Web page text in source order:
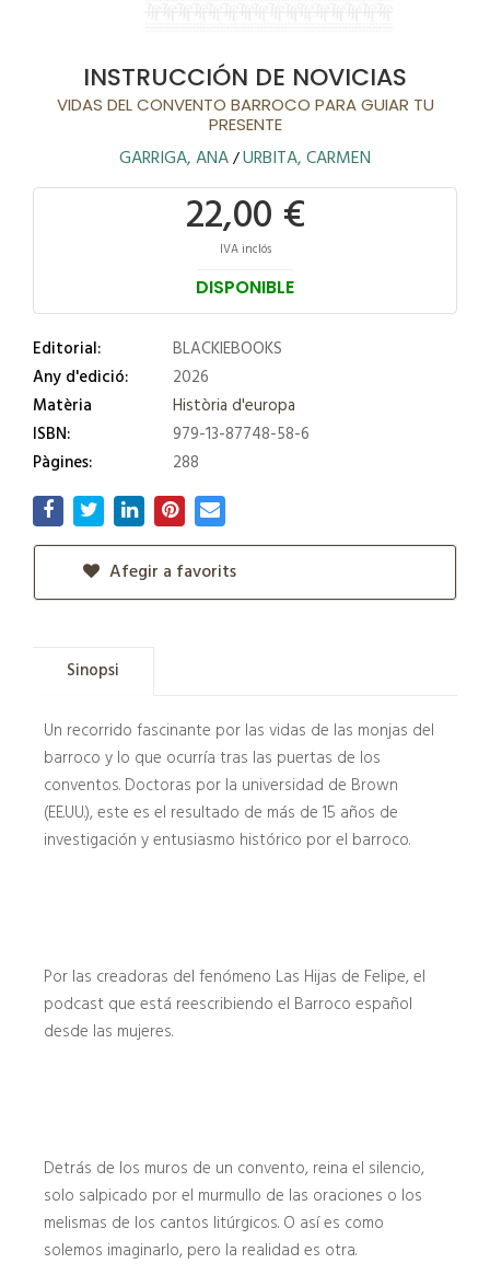
INSTRUCCIÓN DE NOVICIAS
VIDAS DEL CONVENTO BARROCO PARA GUIAR TU
PRESENTE
GARRIGA, ANA/URBITA, CARMEN
22,00 €
IVA inclós
DISPONIBLE
Editorial:
BLACKIEBOOKS
Any d'edició:
2026
Matèria
Història d'europa
ISBN:
979-13-87748-58-6
Pàgines:
288
Afegir a favorits
Sinopsi
Un recorrido fascinante por las vidas de las monjas del
barroco y lo que ocurría tras las puertas de los
conventos. Doctoras por la universidad de Brown
(EE.UU.), este es el resultado de más de 15 años de
investigación y entusiasmo histórico por el barroco.
Por las creadoras del fenómeno Las Hijas de Felipe, el
podcast que está reescribiendo el Barroco español
desde las mujeres.
Detrás de los muros de un convento, reina el silencio,
solo salpicado por el murmullo de las oraciones o los
melismas de los cantos litúrgicos. O así es como
solemos imaginarlo, pero la realidad es otra.